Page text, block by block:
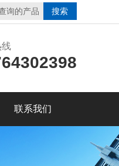
线
联系我们